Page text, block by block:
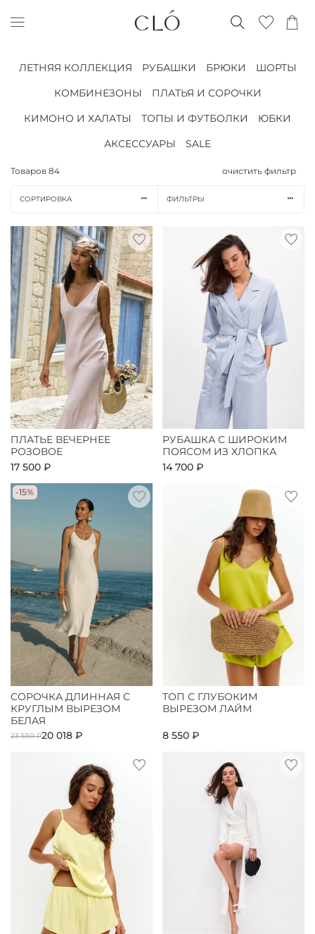
ЛЕТНЯЯ КОЛЛЕКЦИЯ РУБАШКИ БРЮКИ
ШОРТЫ
КОМБИНЕЗОНЫ
ПЛАТЬЯ И СОРОЧКИ
КИМОНО И ХАЛАТЫ
ТОПЫ И ФУТБОЛКИ
ЮБКИ
АКСЕССУАРЫ
SALE
Товаров 84 очистить фильтр
СОРТИРОВКА ФИЛЬТРЫ
ПЛАТЬЕ ВЕЧЕРНЕЕ
РОЗОВОЕ
17 500 ₽
РУБАШКА С ШИРОКИМ
ПОЯСОМ ИЗ ХЛОПКА
14 700 ₽
-15%
СОРОЧКА ДЛИННАЯ С
КРУГЛЫМ ВЫРЕЗОМ
БЕЛАЯ
23 550 ₽20 018 ₽
ТОП С ГЛУБОКИМ
ВЫРЕЗОМ ЛАЙМ
8 550 ₽